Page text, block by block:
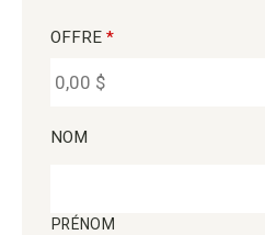
OFFRE *
NOM
PRÉNOM